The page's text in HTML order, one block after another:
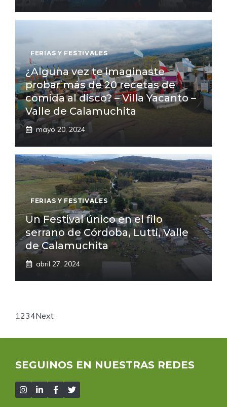
FERIAS Y FESTIVALES
¿Alguna vez te imaginaste
probar más de 20 recetas de
comida al disco? – Villa Yacanto –
Valle de Calamuchita
mayo 20, 2024
FERIAS Y FESTIVALES
Un Festival único en el filo
serrano de Córdoba, Lutti, Valle
de Calamuchita
abril 27, 2024
1 234Next
SEGUINOS EN NUESTRAS REDES